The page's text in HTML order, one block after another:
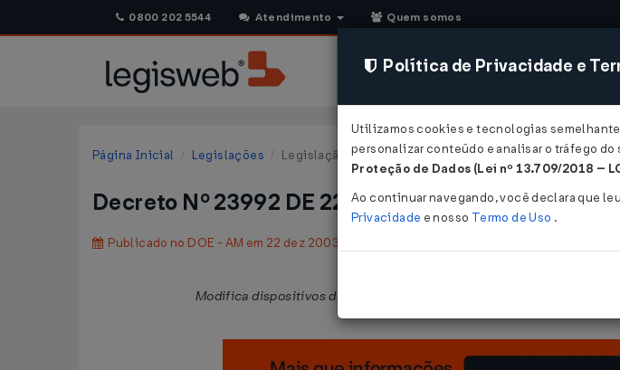
0800 202 5544 Atendimento Quem somos
CONSULTORIA
Página Inicial Legislações Legislação Estadual - Amazonas
Decreto Nº 23992 DE 22/12/2003
Publicado no DOE - AM em 22 dez 2003
Modifica dispositivos do Regulamento do ICMS, aprovado pelo
Política de Privacidade e
Utilizamos cookies e tecnologias
personalizar conteúdo e analisar o tráfego do
Proteção de Dados (Lei nº 13.709/2018 –
Ao continuar navegando, você declara que
Privacidade e nosso Termo de Uso .